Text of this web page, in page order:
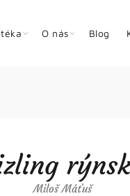
O nás Blog
Miloš Máťuš